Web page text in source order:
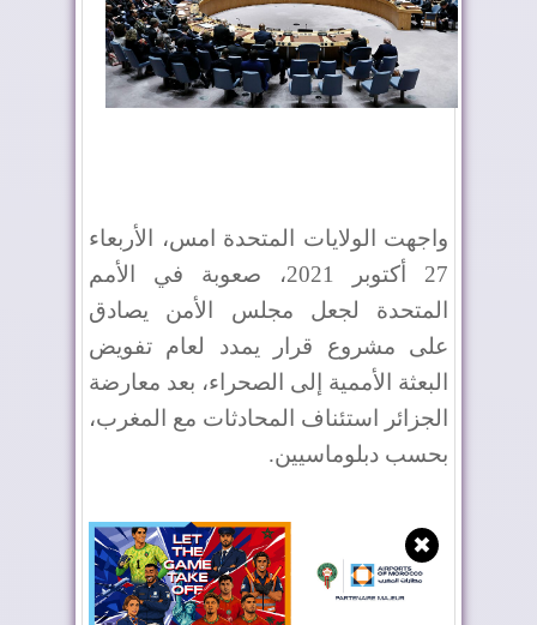
واجهت الولايات المتحدة امس، الأربعاء
27 أكتوبر 2021، صعوبة في الأمم
المتحدة لجعل مجلس الأمن يصادق
على مشروع قرار يمدد لعام تفويض
البعثة الأممية إلى الصحراء، بعد معارضة
الجزائر استئناف المحادثات مع المغرب،
بحسب دبلوماسيين.
✖